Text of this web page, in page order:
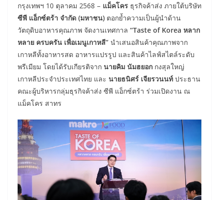
กรุงเทพฯ 10 ตุลาคม 2568 – แม็คโคร ธุรกิจค้าส่ง ภายใต้บริษัท
ซีพี แอ็กซ์ตร้า จำกัด (มหาชน) ตอกย้ำความเป็นผู้นำด้าน
วัตถุดิบอาหารคุณภาพ จัดงานเทศกาล “Taste of Korea หลาก
หลาย ครบครัน เพื่อเมนูเกาหลี” นำเสนอสินค้าคุณภาพจาก
เกาหลีทั้งอาหารสด อาหารแปรรูป และสินค้าไลฟ์สไตล์ระดับ
พรีเมียม โดยได้รับเกียรติจาก นายคิม นัมฮยอก กงสุลใหญ่
เกาหลีประจำประเทศไทย และ นายธนิศร์ เจียรวนนท์ ประธาน
คณะผู้บริหารกลุ่มธุรกิจค้าส่ง ซีพี แอ็กซ์ตร้า ร่วมเปิดงาน ณ
แม็คโคร สาทร